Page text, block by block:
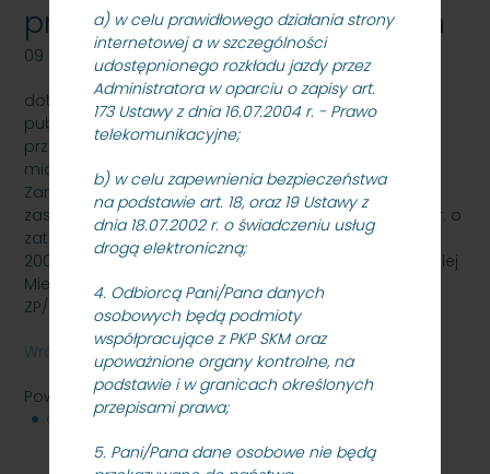
a) w celu prawidłowego działania strony
internetowej a w szczególności
udostępnionego rozkładu jazdy przez
Administratora w oparciu o zapisy art.
173 Ustawy z dnia 16.07.2004 r. - Prawo
telekomunikacyjne;
b) w celu zapewnienia bezpieczeństwa
na podstawie art. 18, oraz 19 Ustawy z
dnia 18.07.2002 r. o świadczeniu usług
drogą elektroniczną;
4. Odbiorcą Pani/Pana danych
osobowych będą podmioty
współpracujące z PKP SKM oraz
upoważnione organy kontrolne, na
podstawie i w granicach określonych
przepisami prawa;
5. Pani/Pana dane osobowe nie będą
pracowników tymczasowych
09 listopada 2012
dot. postępowania o udzielenie zamówienia
publicznego, którego przedmiotem jest zapewnienie
przez wykonawcę (agencję pracy tymczasowej) w
miarę zapotrzebowania zgłaszanego przez
Zamawiającego, pracowników tymczasowych, na
zasadach określonych w ustawie z dnia 9 lipca 2003 r. o
zatrudnianiu pracowników tymczasowych (tj. Dz. U. z
2003 r., Nr 166, poz. 1608 z późn. zm.) dla PKP Szybka Kolej
Miejska w Trójmieście sp. z o.o. - znak: SKMMS –
ZP/N/35/12
Wróć
Powiązane pliki
Ogłoszenie o wyborze116 KB